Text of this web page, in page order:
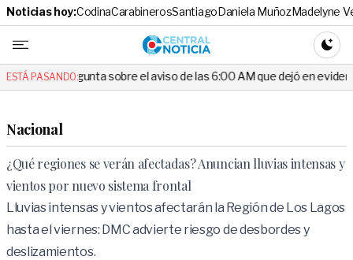
Noticias hoy:CodinaCarabinerosSantiagoDaniela MuñozMadelyne
Central
ESTÁ PASANDO:
sobre el aviso de las 6:00 AM que dejó en evidencia al Delegado
Nacional
¿Qué regiones se verán afectadas? Anuncian lluvias intensas y
vientos por nuevo sistema frontal
Lluvias intensas y vientos afectarán la Región de Los Lagos
hasta el viernes: DMC advierte riesgo de desbordes y
deslizamientos.